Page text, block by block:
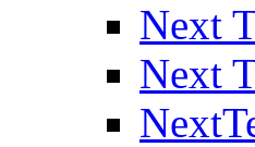
Next
Next